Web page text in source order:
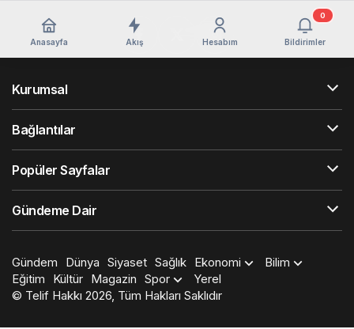
Anasayfa Akış Hesabım Bildirimler
0
Kurumsal
Bağlantılar
Popüler Sayfalar
Gündeme Dair
Gündem Dünya Siyaset Sağlık Ekonomi
Bilim
Eğitim
Kültür Magazin Spor
Yerel
© Telif Hakkı 2026, Tüm Hakları Saklıdır